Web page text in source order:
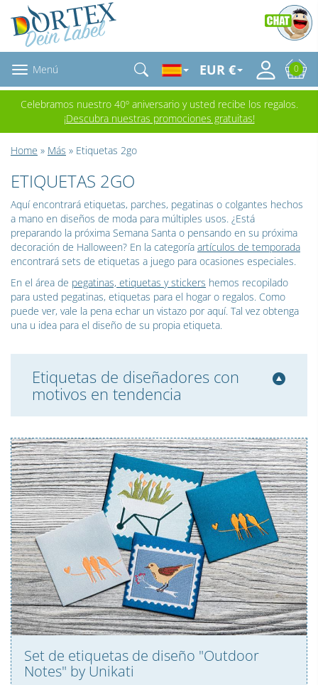
Menú EUR € 0
Celebramos nuestro 40º aniversario y usted recibe los regalos.
¡Descubra nuestras promociones gratuitas!
Home » Más » Etiquetas 2go
ETIQUETAS 2GO
Aquí encontrará etiquetas, parches, pegatinas o colgantes hechos
a mano en diseños de moda para múltiples usos. ¿Está
preparando la próxima Semana Santa o pensando en su próxima
decoración de Halloween? En la categoría artículos de temporada
encontrará sets de etiquetas a juego para ocasiones especiales.
En el área de pegatinas, etiquetas y stickers hemos recopilado
para usted pegatinas, etiquetas para el hogar o regalos. Como
puede ver, vale la pena echar un vistazo por aquí. Tal vez obtenga
una u idea para el diseño de su propia etiqueta.
Etiquetas de diseñadores con
motivos en tendencia
Set de etiquetas de diseño "Outdoor
Notes" by Unikati